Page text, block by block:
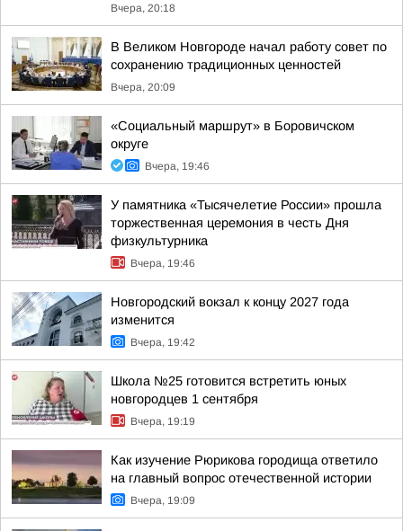
Вчера, 20:18
В Великом Новгороде начал работу совет по
сохранению традиционных ценностей
Вчера, 20:09
«Социальный маршрут» в Боровичском
округе
Вчера, 19:46
У памятника «Тысячелетие России» прошла
торжественная церемония в честь Дня
физкультурника
Вчера, 19:46
Новгородский вокзал к концу 2027 года
изменится
Вчера, 19:42
Школа №25 готовится встретить юных
новгородцев 1 сентября
Вчера, 19:19
Как изучение Рюрикова городища ответило
на главный вопрос отечественной истории
Вчера, 19:09